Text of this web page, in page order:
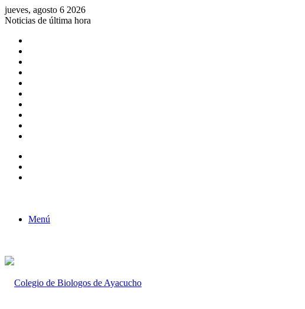
jueves, agosto 6 2026
Noticias de última hora
Menú